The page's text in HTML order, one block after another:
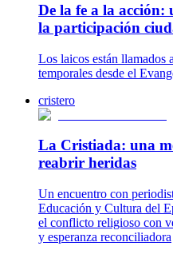
De la fe a la
la participación
Los laicos están llamados
temporales desde el
cristero
La Cristiada: una
reabrir heridas
Un encuentro con
Educación y Cultura del
el conflicto religioso con
y esperanza reconciliadora